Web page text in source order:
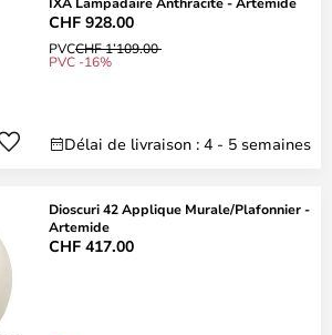
CHF 928.00
PVCCHF 1’109.00
PVC -16%
Délai de livraison : 4 - 5 semaines
Dioscuri 42 Applique Murale/Plafonnier -
Artemide
CHF 417.00